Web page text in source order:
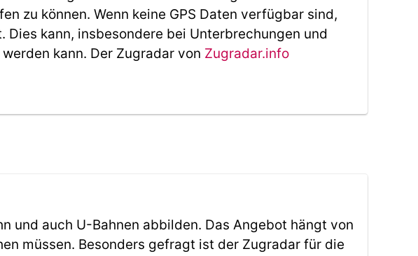
zu können. Wenn keine GPS Daten verfügbar sind,
kann, insbesondere bei Unterbrechungen und
kann. Der Zugradar von Zugradar.info
und auch U-Bahnen abbilden. Das Angebot hängt von
müssen. Besonders gefragt ist der Zugradar für die